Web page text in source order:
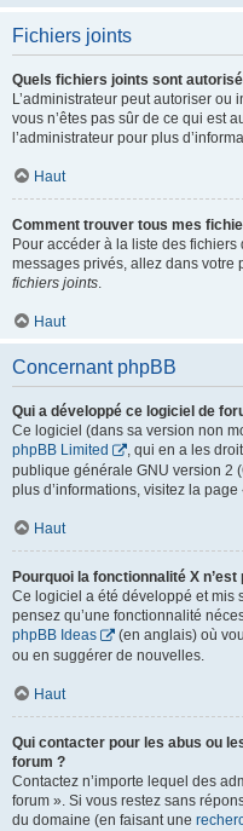
Fichiers joints
Quels fichiers joints sont
L’administrateur peut autoriser ou
vous n’êtes pas sûr de ce qui est
l’administrateur pour plus
Haut
Comment trouver tous mes
Pour accéder à la liste des
messages privés, allez dans votre
fichiers joints.
Haut
Concernant phpBB
Qui a développé ce logiciel de
Ce logiciel (dans sa version non
phpBB Limited
, qui en a les
publique générale GNU version 2
plus d’informations, visitez la page
Haut
Pourquoi la fonctionnalité X
Ce logiciel a été développé et mis
pensez qu’une fonctionnalité
phpBB Ideas
(en anglais) où
ou en suggérer de nouvelles.
Haut
Qui contacter pour les abus ou
forum ?
Contactez n’importe lequel des
forum ». Si vous restez sans
du domaine (en faisant une